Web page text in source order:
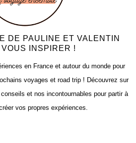
DE PAULINE ET VALENTIN
VOUS INSPIRER !
en France et autour du monde pour
voyages et road trip ! Découvrez sur
et nos incontournables pour partir à
vos propres expériences.